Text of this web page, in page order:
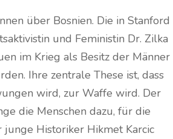
über Bosnien. Die in Stanford
und Feministin Dr. Zilka
im Krieg als Besitz der Männer
Ihre zentrale These ist, dass
wird, zur Waffe wird. Der
die Menschen dazu, für die
Historiker Hikmet Karcic